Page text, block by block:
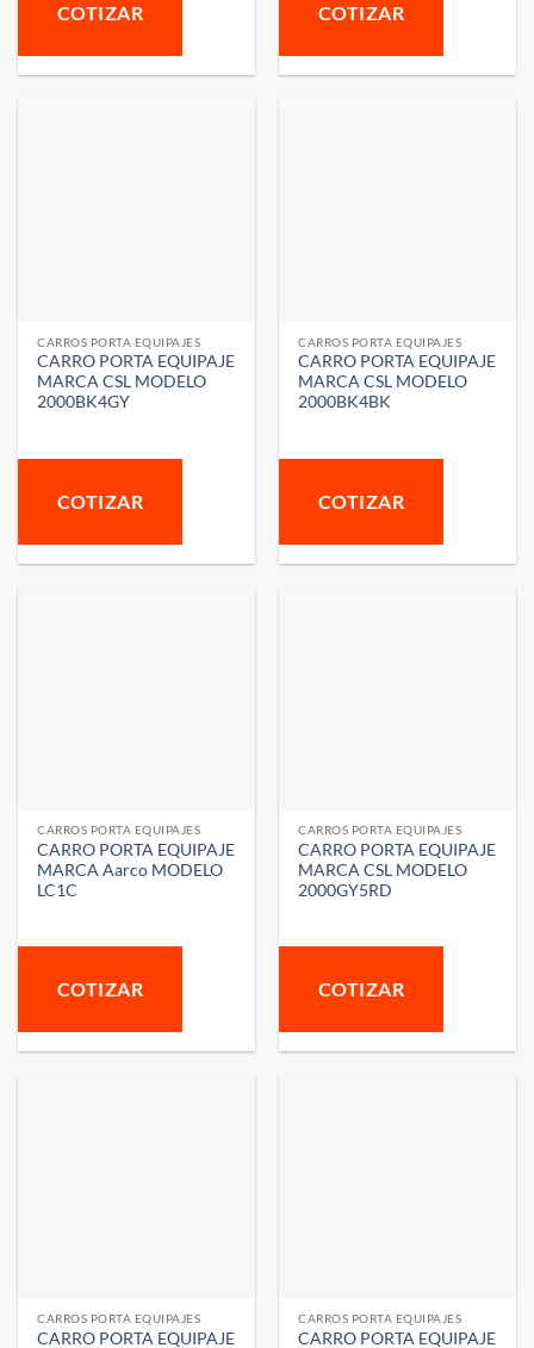
COTIZAR COTIZAR
CARROS PORTA EQUIPAJES
CARRO PORTA EQUIPAJE
MARCA CSL MODELO
2000BK4GY
COTIZAR
CARROS PORTA EQUIPAJES
CARRO PORTA EQUIPAJE
MARCA CSL MODELO
2000BK4BK
COTIZAR
CARROS PORTA EQUIPAJES
CARRO PORTA EQUIPAJE
MARCA Aarco MODELO
LC1C
COTIZAR
CARROS PORTA EQUIPAJES
CARRO PORTA EQUIPAJE
MARCA CSL MODELO
2000GY5RD
COTIZAR
CARROS PORTA EQUIPAJES
CARRO PORTA EQUIPAJE
CARROS PORTA EQUIPAJES
CARRO PORTA EQUIPAJE